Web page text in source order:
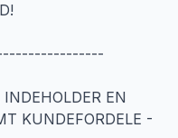
EN
KUNDEFORDELE -